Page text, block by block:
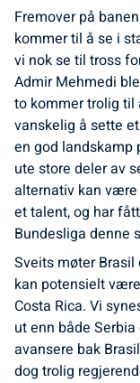
Fremover på
kommer til å se i
vi nok se til tross
Admir Mehmedi
to kommer trolig til
vanskelig å sette
en god
ute store deler av
alternativ kan være
et talent, og har
Bundesliga denne
Sveits møter
kan potensielt
Costa Rica. Vi
ut enn både
avansere bak
dog trolig